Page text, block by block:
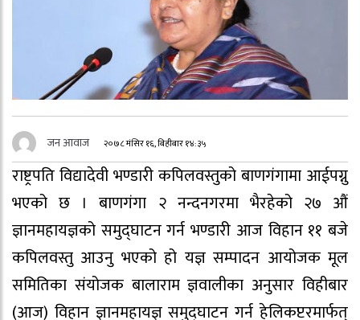
जन आवाज २०७८ मंसिर १६, बिहीबार १४:३५
राष्ट्रपति विद्यादेवी भण्डारी कपिलवस्तुको बाणगंगामा आईपग्नु
भएको छ । बाणगंगा २ नन्दनगरमा भैरहेको २७ औं
ज्ञानमहायज्ञको समुद्घाटन गर्न भण्डारी आज विहान ११ बजे
कपिलवस्तु आउनु भएको हो यज्ञ सम्पादन आयोजक मूल
समितिका संयोजक बालाराम ज्ञवालीका अनुसार विहीबार
(आज) विहान ज्ञानमहायज्ञ समुद्घाटन गर्न हेलिकप्टरमार्फत्